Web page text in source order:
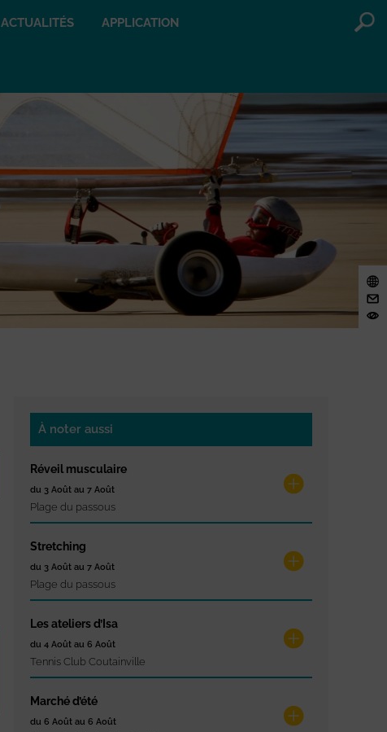
ACTUALITÉS APPLICATION
À noter aussi
Réveil musculaire
du 3 Août au 7 Août
Plage du passous
Stretching
du 3 Août au 7 Août
Plage du passous
Les ateliers d’Isa
du 4 Août au 6 Août
Tennis Club Coutainville
Marché d’été
du 6 Août au 6 Août